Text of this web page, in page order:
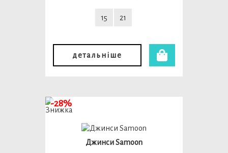
15 21
детальніше
Джинси Samoon
-28%